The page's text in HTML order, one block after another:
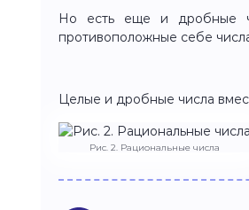
Но есть еще и дробные
противоположные себе
Целые и дробные числа
Рис. 2. Рациональные числа